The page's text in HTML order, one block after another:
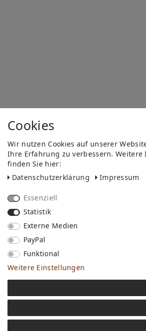
Cookies
Wir nutzen Cookies auf unserer
Ihre Erfahrung zu verbessern.
finden Sie hier:
Daten­schutz­erklärung
Impressum
Essenziell
Statistik
Externe Medien
PayPal
Funktional
Weitere Einstellungen